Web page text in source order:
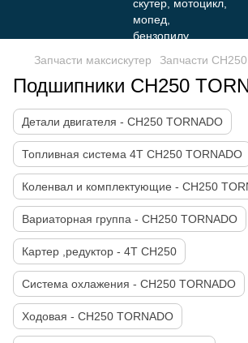
Запчасти максискутер Запчасти
Подшипники CH250
Детали двигателя - CH250 TORNADO
Топливная система 4Т CH250 TORNADO
Коленвал и комплектующие - CH250
Вариаторная группа - CH250 TORNADO
Картер ,редуктор - 4T CH250
Система охлажения - CH250 TORNADO
Ходовая - CH250 TORNADO